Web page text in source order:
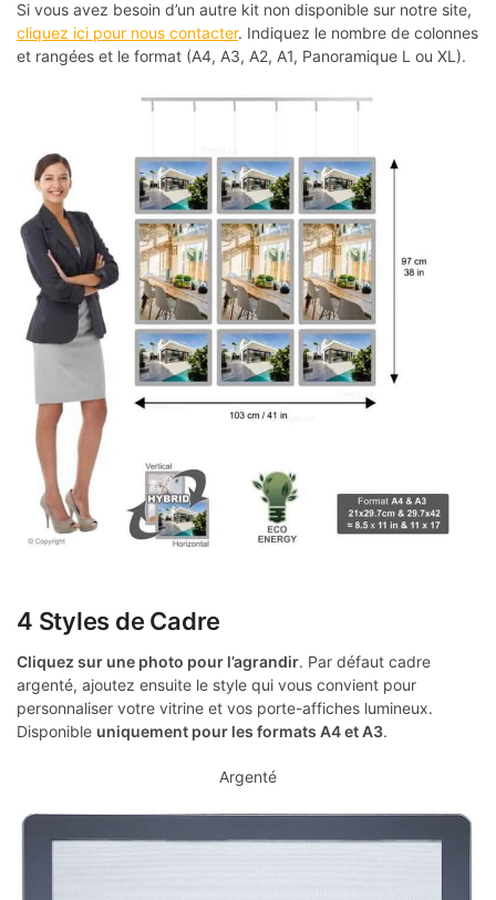
Si vous avez besoin d’un autre kit non disponible sur notre site,
cliquez ici pour nous contacter. Indiquez le nombre de colonnes
et rangées et le format (A4, A3, A2, A1, Panoramique L ou XL).
4 Styles de Cadre
Cliquez sur une photo pour l’agrandir. Par défaut cadre
argenté, ajoutez ensuite le style qui vous convient pour
personnaliser votre vitrine et vos porte-affiches lumineux.
Disponible uniquement pour les formats A4 et A3.
Argenté